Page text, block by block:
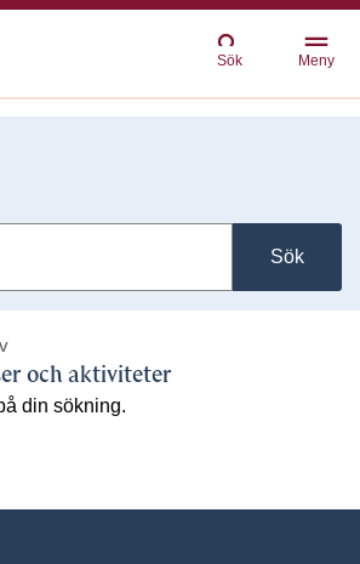
Sök Meny
Sök
och aktiviteter
din sökning.